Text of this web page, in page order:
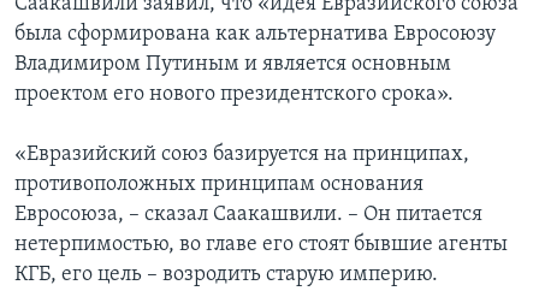
Саакашвили заявил, что «идея Евразийского союза
была сформирована как альтернатива Евросоюзу
Владимиром Путиным и является основным
проектом его нового президентского срока».
«Евразийский союз базируется на принципах,
противоположных принципам основания
Евросоюза, – сказал Саакашвили. – Он питается
нетерпимостью, во главе его стоят бывшие агенты
КГБ, его цель – возродить старую империю.